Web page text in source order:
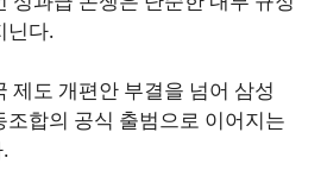
닌다.
제도 개편안 부결을 넘어 삼성
조합의 공식 출범으로 이어지는